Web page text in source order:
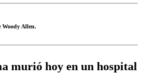
Woody Allen.
murió hoy en un hospital